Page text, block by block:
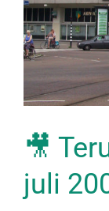
🎥
juli